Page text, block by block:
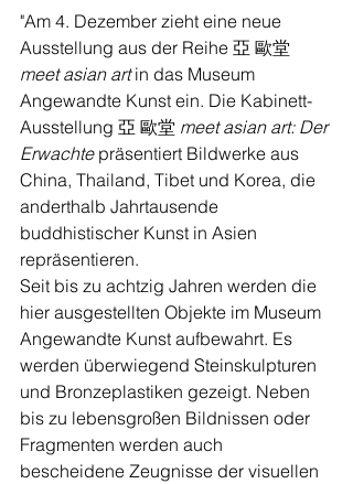
"Am 4. Dezember zieht eine neue
Ausstellung aus der Reihe 亞 歐堂
meet asian art in das Museum
Angewandte Kunst ein. Die Kabinett-
Ausstellung 亞 歐堂 meet asian art: Der
Erwachte präsentiert Bildwerke aus
China, Thailand, Tibet und Korea, die
anderthalb Jahrtausende
buddhistischer Kunst in Asien
repräsentieren.
Seit bis zu achtzig Jahren werden die
hier ausgestellten Objekte im Museum
Angewandte Kunst aufbewahrt. Es
werden überwiegend Steinskulpturen
und Bronzeplastiken gezeigt. Neben
bis zu lebensgroßen Bildnissen oder
Fragmenten werden auch
bescheidene Zeugnisse der visuellen